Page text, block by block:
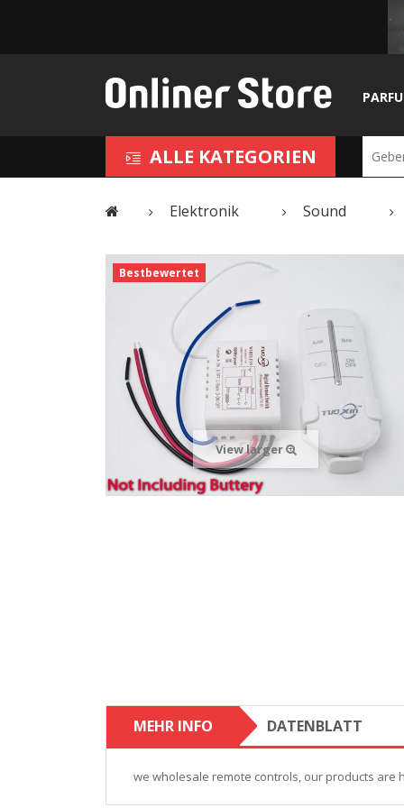
ALLE KATEGORIEN
Elektronik Sound
Bestbewertet
View larger
MEHR INFO DATENBLATT
we wholesale remote controls, our products are